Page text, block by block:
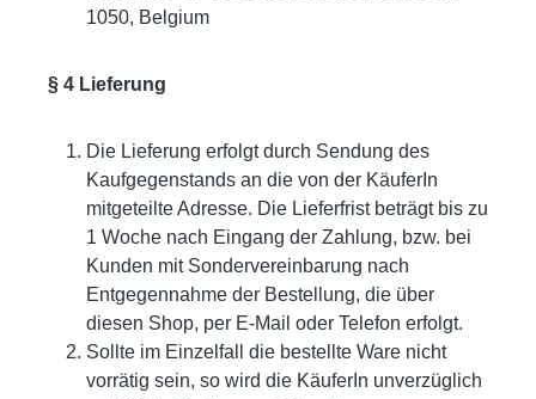
1050, Belgium
§ 4 Lieferung
Die Lieferung erfolgt durch Sendung des
Kaufgegenstands an die von der KäuferIn
mitgeteilte Adresse. Die Lieferfrist beträgt bis zu
1 Woche nach Eingang der Zahlung, bzw. bei
Kunden mit Sondervereinbarung nach
Entgegennahme der Bestellung, die über
diesen Shop, per E-Mail oder Telefon erfolgt.
Sollte im Einzelfall die bestellte Ware nicht
vorrätig sein, so wird die KäuferIn unverzüglich